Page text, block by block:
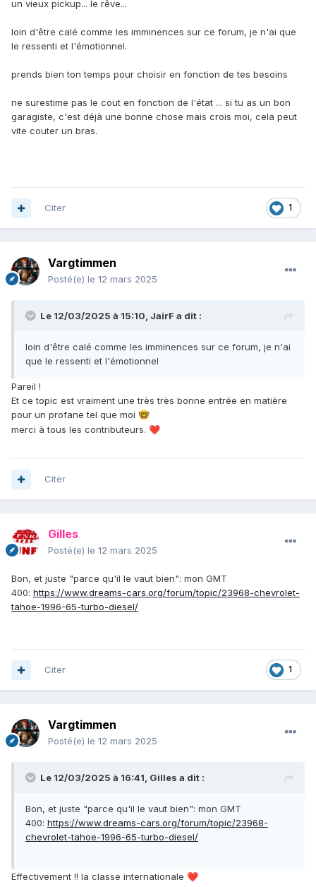
un vieux pickup... le rêve...
loin d'être calé comme les imminences sur ce forum, je n'ai que
le ressenti et l'émotionnel.
prends bien ton temps pour choisir en fonction de tes besoins
ne surestime pas le cout en fonction de l'état ... si tu as un bon
garagiste, c'est déjà une bonne chose mais crois moi, cela peut
vite couter un bras.
1
Citer
Vargtimmen
Posté(e) le 12 mars 2025
Le 12/03/2025 à 15:10, JairF a dit :
loin d'être calé comme les imminences sur ce forum, je n'ai
que le ressenti et l'émotionnel
Pareil !
Et ce topic est vraiment une très très bonne entrée en matière
pour un profane tel que moi 🤓
merci à tous les contributeurs. ❤️
Citer
Gilles
Posté(e) le 12 mars 2025
Bon, et juste "parce qu'il le vaut bien": mon GMT
400: https://www.dreams-cars.org/forum/topic/23968-chevrolet-
tahoe-1996-65-turbo-diesel/
1
Citer
Vargtimmen
Posté(e) le 12 mars 2025
Le 12/03/2025 à 16:41, Gilles a dit :
Bon, et juste "parce qu'il le vaut bien": mon GMT
400: https://www.dreams-cars.org/forum/topic/23968-
chevrolet-tahoe-1996-65-turbo-diesel/
Effectivement !! la classe internationale ❤️